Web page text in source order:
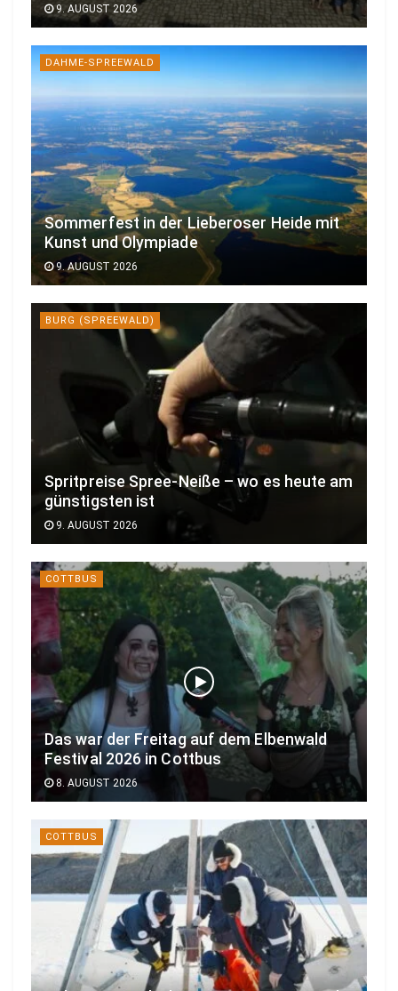
9. AUGUST 2026
DAHME-SPREEWALD
Sommerfest in der Lieberoser Heide mit
Kunst und Olympiade
9. AUGUST 2026
BURG (SPREEWALD)
Spritpreise Spree-Neiße – wo es heute am
günstigsten ist
9. AUGUST 2026
COTTBUS
Das war der Freitag auf dem Elbenwald
Festival 2026 in Cottbus
8. AUGUST 2026
COTTBUS